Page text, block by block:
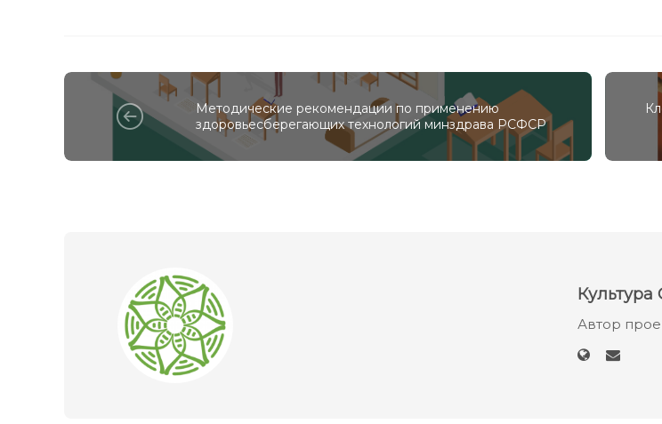
Методические рекомендации по применению
здоровьесберегающих технологий минздрава РСФСР
Культура
Автор